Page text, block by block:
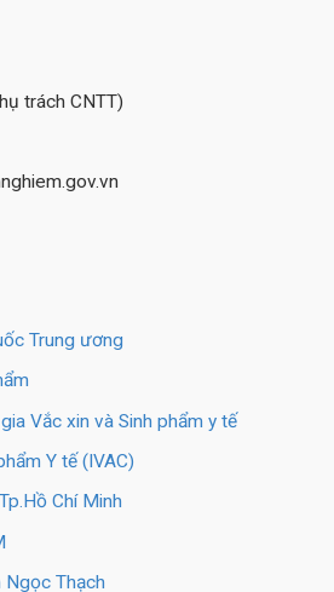
trách CNTT)
Trung ương
Vắc xin và Sinh phẩm y tế
Y tế (IVAC)
Chí Minh
Ngọc Thạch